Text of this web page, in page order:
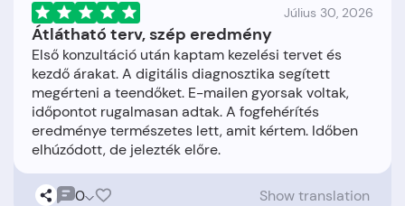
Július 30, 2026
Átlátható terv, szép eredmény
Első konzultáció után kaptam kezelési tervet és
kezdő árakat. A digitális diagnosztika segített
megérteni a teendőket. E-mailen gyorsak voltak,
időpontot rugalmasan adtak. A fogfehérítés
eredménye természetes lett, amit kértem. Időben
0 Show translation